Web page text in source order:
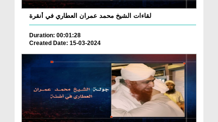
لقاءات الشيخ محمد عمران العطاري في أنقرة
Duration: 00:01:28
Created Date: 15-03-2024